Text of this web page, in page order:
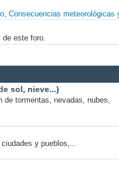
Consecuencias meteorológicas
este foro.
sol, nieve...)
tormentas, nevadas, nubes,
y pueblos,...